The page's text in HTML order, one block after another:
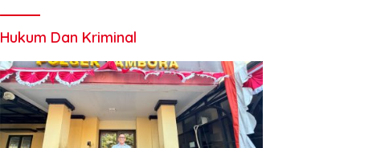
Hukum Dan Kriminal